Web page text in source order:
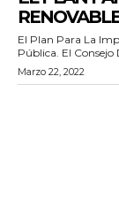
El Plan Para La
Pública. El Consejo
Marzo 22, 2022